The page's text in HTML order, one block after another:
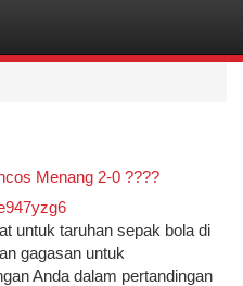
Menang 2-0 ????
untuk taruhan sepak bola di
gagasan untuk
Anda dalam pertandingan